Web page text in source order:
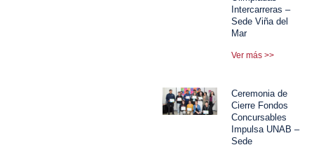
Intercarreras –
Sede Viña del
Mar
Ver más >>
Ceremonia de
Cierre Fondos
Concursables
Impulsa UNAB –
Sede